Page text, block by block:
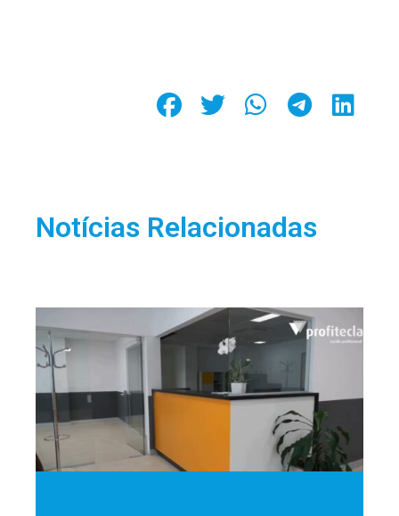
Notícias Relacionadas